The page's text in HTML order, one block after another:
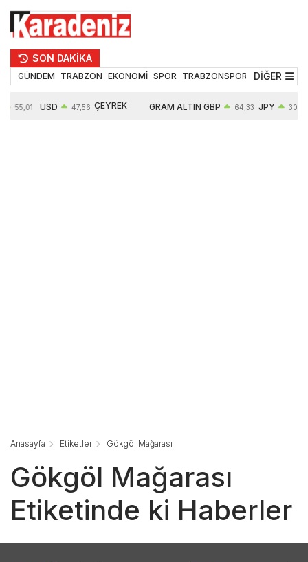
SON DAKİKA
GÜNDEM TRABZON EKONOMİ SPOR TRABZONSPOR TEKNOLOJİ
DİĞER
55,01 USD 47,56 ÇEYREK GRAM ALTIN GBP 64,33 JPY 30,29
Anasayfa Etiketler Gökgöl Mağarası
Gökgöl Mağarası
Etiketinde ki Haberler